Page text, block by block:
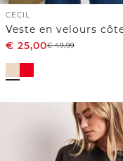
CECIL
€ 25,00€49,99